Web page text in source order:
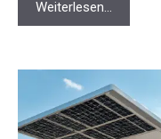
Weiterlesen…